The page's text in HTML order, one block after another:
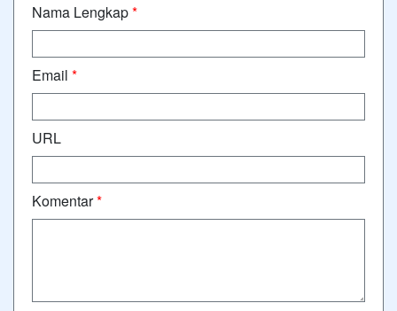
Nama Lengkap*
Email *
URL
Komentar*